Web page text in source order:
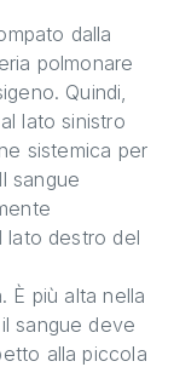
dalla
polmonare
Quindi,
lato sinistro
sistemica per
sangue
lato destro del
È più alta nella
sangue deve
alla piccola